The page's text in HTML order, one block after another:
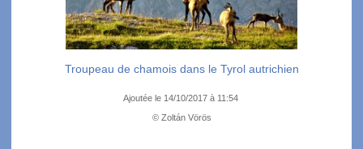
Troupeau de chamois dans le Tyrol autrichien
Ajoutée le 14/10/2017 à 11:54
© Zoltán Vörös